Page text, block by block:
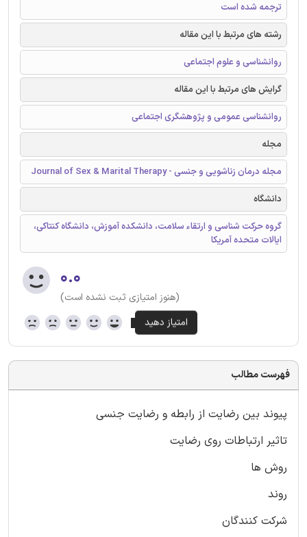
ترجمه شده است
رشته های مرتبط با این مقاله
روانشناسی و علوم اجتماعی
گرایش های مرتبط با این مقاله
روانشناسی عمومی و پژوهشگری اجتماعی
مجله
مجله درمان زناشویی و جنسی - Journal of Sex & Marital Therapy
دانشگاه
گروه حرکت شناسی و ارتقاء سلامت، دانشکده آموزش، دانشگاه کنتاکی،
ایالات متحده آمریکا
۰.۰
(هنوز امتیازی ثبت نشده است)
فهرست مطالب
پیوند بین رضایت از رابطه و رضایت جنسی
تاثیر ارتباطات روی رضایت
روش ها
روند
شرکت کنندگان